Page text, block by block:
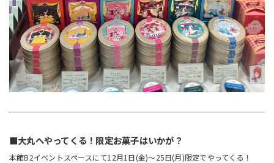
■大丸へやってくる！限定お菓子はいかが？
本館B2イベントスペースにて12月1日(金)～25日(月)限定でやってくる！